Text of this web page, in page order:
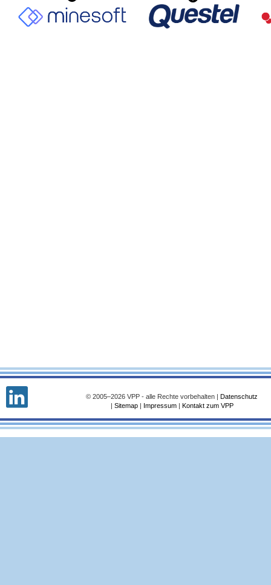
© 2005–2026 VPP - alle Rechte vorbehalten | Datenschutz
| Sitemap| Impressum| Kontakt zum VPP